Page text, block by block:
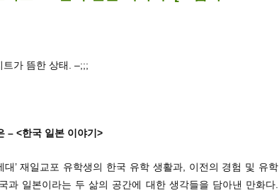
가 뜸한 상태. –;;;
– <한국 일본 이야기>
대’ 재일교포 유학생의 한국 유학 생활과, 이전의 경험 및 유학
과 일본이라는 두 삶의 공간에 대한 생각들을 담아낸 만화다.